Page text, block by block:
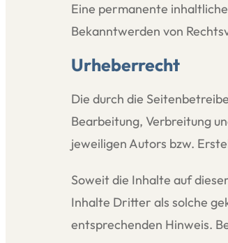
Eine permanente
Bekanntwerden von
Urheberrecht
Die durch die
Bearbeitung, Verbreitung
jeweiligen Autors bzw.
Soweit die Inhalte auf
Inhalte Dritter als solche
entsprechenden Hinweis.